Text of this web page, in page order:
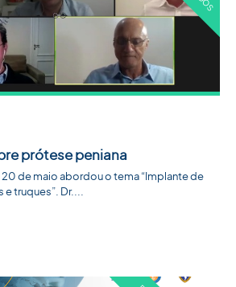
prótese peniana
20 de maio abordou o tema “Implante de
truques”. Dr....